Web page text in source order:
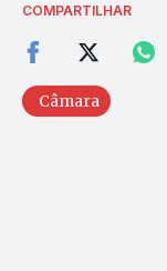
COMPARTILHAR
Câmara